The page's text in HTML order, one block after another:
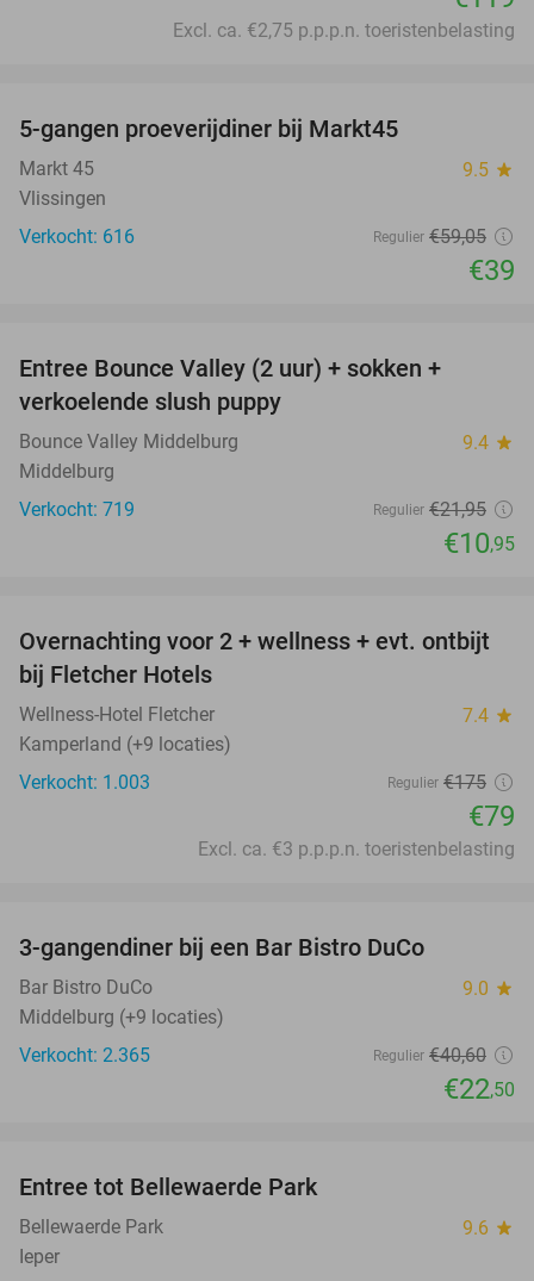
Excl. ca. €2,75 p.p.p.n. toeristenbelasting
5-gangen proeverijdiner bij Markt45
Markt 45 9.5 star
Vlissingen
Verkocht: 616
Regulier €59,05
€39
Entree Bounce Valley (2 uur) + sokken +
verkoelende slush puppy
Bounce Valley Middelburg 9.4 star
Middelburg
Verkocht: 719
Regulier €21,95
€10,95
55%
Overnachting voor 2 + wellness + evt. ontbijt
bij Fletcher Hotels
Wellness-Hotel Fletcher 7.4 star
Kamperland (+9 locaties)
Verkocht: 1.003
Regulier €175
€79
Excl. ca. €3 p.p.p.n. toeristenbelasting
3-gangendiner bij een Bar Bistro DuCo
Bar Bistro DuCo 9.0 star
Middelburg (+9 locaties)
Verkocht: 2.365
Regulier €40,60
€22,50
Entree tot Bellewaerde Park
Bellewaerde Park 9.6 star
Ieper